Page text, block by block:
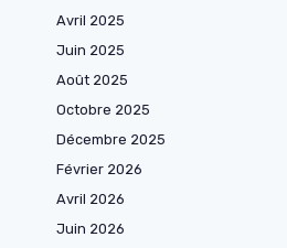
Avril 2025
Juin 2025
Août 2025
Octobre 2025
Décembre 2025
Février 2026
Avril 2026
Juin 2026